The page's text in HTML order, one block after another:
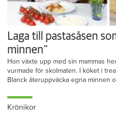
Laga till pastasåsen
minnen”
Hon växte upp med sin mammas
vurmade för skolmaten. I köket i
Blanck återuppväcka egna minnen
Krönikor